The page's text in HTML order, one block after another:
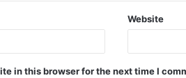
Website
in this browser for the next time I